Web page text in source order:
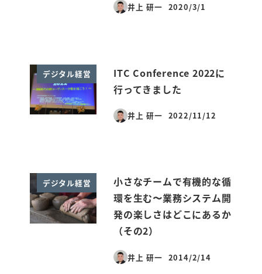
井上 研一
投稿日
2020/3/1
デジタル経営
ITC Conference 2022に
行ってきました
井上 研一
投稿日
2022/11/12
デジタル経営
小さなチームで有機的な循
環を生む〜業務システム開
発の楽しさはどこにあるか
（その2）
井上 研一
投稿日
2014/2/14